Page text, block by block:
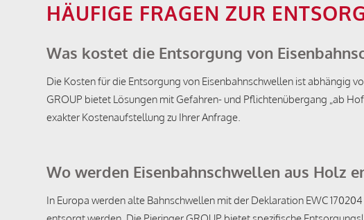
HÄUFIGE FRAGEN ZUR
Was kostet die Entsorgung von
Die Kosten für die Entsorgung von Eisenbahnschwellen ist abhängig
GROUP bietet Lösungen mit Gefahren- und Pflichtenübergang „ab
exakter Kostenaufstellung zu Ihrer Anfrage.
Wo werden Eisenbahnschwellen aus Holz
In Europa werden alte Bahnschwellen mit der Deklaration EWC